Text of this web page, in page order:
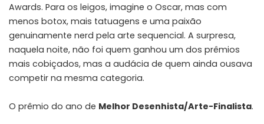
Awards. Para os leigos, imagine o Oscar, mas com
menos botox, mais tatuagens e uma paixão
genuinamente nerd pela arte sequencial. A surpresa,
naquela noite, não foi quem ganhou um dos prêmios
mais cobiçados, mas a audácia de quem ainda ousava
competir na mesma categoria.
O prêmio do ano de Melhor Desenhista/Arte-Finalista.